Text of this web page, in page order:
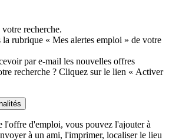
recherche.
la rubrique « Mes alertes emploi » de votre
par e-mail les nouvelles offres
recherche ? Cliquez sur le lien « Activer
l'offre d'emploi, vous pouvez l'ajouter à
à un ami, l'imprimer, localiser le lieu